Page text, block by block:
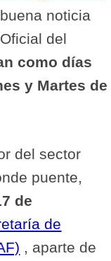
noticia
del
como días
y Martes de
del sector
puente,
de
de
, aparte de